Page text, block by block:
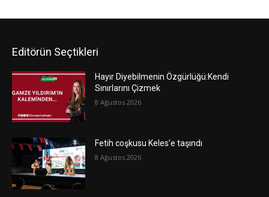
Editörün Seçtikleri
Hayır Diyebilmenin Özgürlüğü:Kendi
Sınırlarını Çizmek
8 Ağustos 2026
Fetih coşkusu Keles’e taşındı
8 Ağustos 2026